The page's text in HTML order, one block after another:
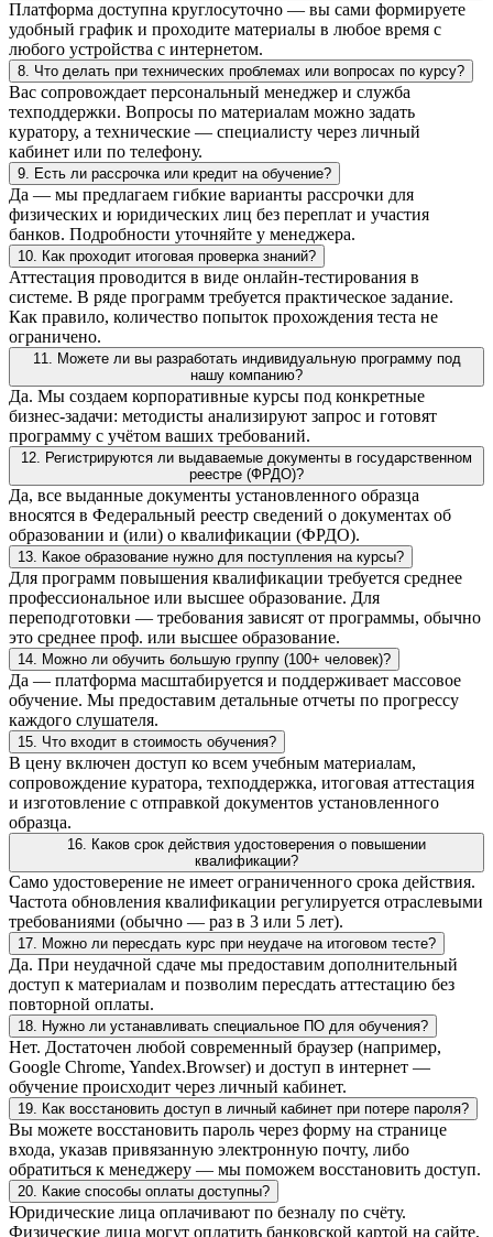
Платформа доступна круглосуточно — вы сами формируете
удобный график и проходите материалы в любое время с
любого устройства с интернетом.
8. Что делать при технических проблемах или вопросах по курсу?
Вас сопровождает персональный менеджер и служба
техподдержки. Вопросы по материалам можно задать
куратору, а технические — специалисту через личный
кабинет или по телефону.
9. Есть ли рассрочка или кредит на обучение?
Да — мы предлагаем гибкие варианты рассрочки для
физических и юридических лиц без переплат и участия
банков. Подробности уточняйте у менеджера.
10. Как проходит итоговая проверка знаний?
Аттестация проводится в виде онлайн-тестирования в
системе. В ряде программ требуется практическое задание.
Как правило, количество попыток прохождения теста не
ограничено.
11. Можете ли вы разработать индивидуальную программу под
нашу компанию?
Да. Мы создаем корпоративные курсы под конкретные
бизнес-задачи: методисты анализируют запрос и готовят
программу с учётом ваших требований.
12. Регистрируются ли выдаваемые документы в государственном
реестре (ФРДО)?
Да, все выданные документы установленного образца
вносятся в Федеральный реестр сведений о документах об
образовании и (или) о квалификации (ФРДО).
13. Какое образование нужно для поступления на курсы?
Для программ повышения квалификации требуется среднее
профессиональное или высшее образование. Для
переподготовки — требования зависят от программы, обычно
это среднее проф. или высшее образование.
14. Можно ли обучить большую группу (100+ человек)?
Да — платформа масштабируется и поддерживает массовое
обучение. Мы предоставим детальные отчеты по прогрессу
каждого слушателя.
15. Что входит в стоимость обучения?
В цену включен доступ ко всем учебным материалам,
сопровождение куратора, техподдержка, итоговая аттестация
и изготовление с отправкой документов установленного
образца.
16. Каков срок действия удостоверения о повышении
квалификации?
Само удостоверение не имеет ограниченного срока действия.
Частота обновления квалификации регулируется отраслевыми
требованиями (обычно — раз в 3 или 5 лет).
17. Можно ли пересдать курс при неудаче на итоговом тесте?
Да. При неудачной сдаче мы предоставим дополнительный
доступ к материалам и позволим пересдать аттестацию без
повторной оплаты.
18. Нужно ли устанавливать специальное ПО для обучения?
Нет. Достаточен любой современный браузер (например,
Google Chrome, Yandex.Browser) и доступ в интернет —
обучение происходит через личный кабинет.
19. Как восстановить доступ в личный кабинет при потере пароля?
Вы можете восстановить пароль через форму на странице
входа, указав привязанную электронную почту, либо
обратиться к менеджеру — мы поможем восстановить доступ.
20. Какие способы оплаты доступны?
Юридические лица оплачивают по безналу по счёту.
Физические лица могут оплатить банковской картой на сайте,